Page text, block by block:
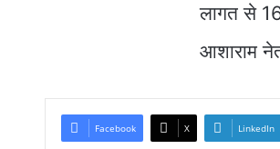
लागत से
आशाराम
Facebook X LinkedIn